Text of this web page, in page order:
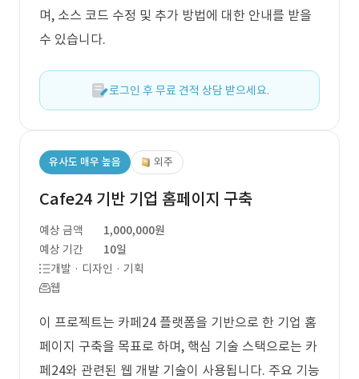
며, 소스 코드 수정 및 추가 방법에 대한 안내를 받을
수 있습니다.
로그인 후 무료 견적 상담 받으세요.
유사도 매우 높음 외주
Cafe24 기반 기업 홈페이지 구축
예상 금액
1,000,000원
예상 기간
10일
개발 · 디자인 · 기획
웹
이 프로젝트는 카페24 플랫폼을 기반으로 한 기업 홈
페이지 구축을 목표로 하며, 핵심 기술 스택으로는 카
페24와 관련된 웹 개발 기술이 사용됩니다. 주요 기능